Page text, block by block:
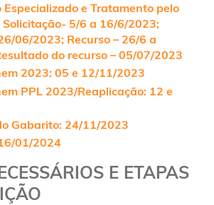
e Tratamento pelo
Solicitação- 5/6 a 16/6/2023;
06/2023; Recurso – 26/6 a
do recurso – 05/07/2023
2023: 05 e 12/11/2023
PPL 2023/Reaplicação: 12 e
Gabarito: 24/11/2023
01/2024
E ETAPAS